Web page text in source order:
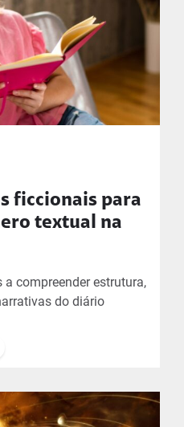
ficcionais para
textual na
compreender estrutura,
do diário